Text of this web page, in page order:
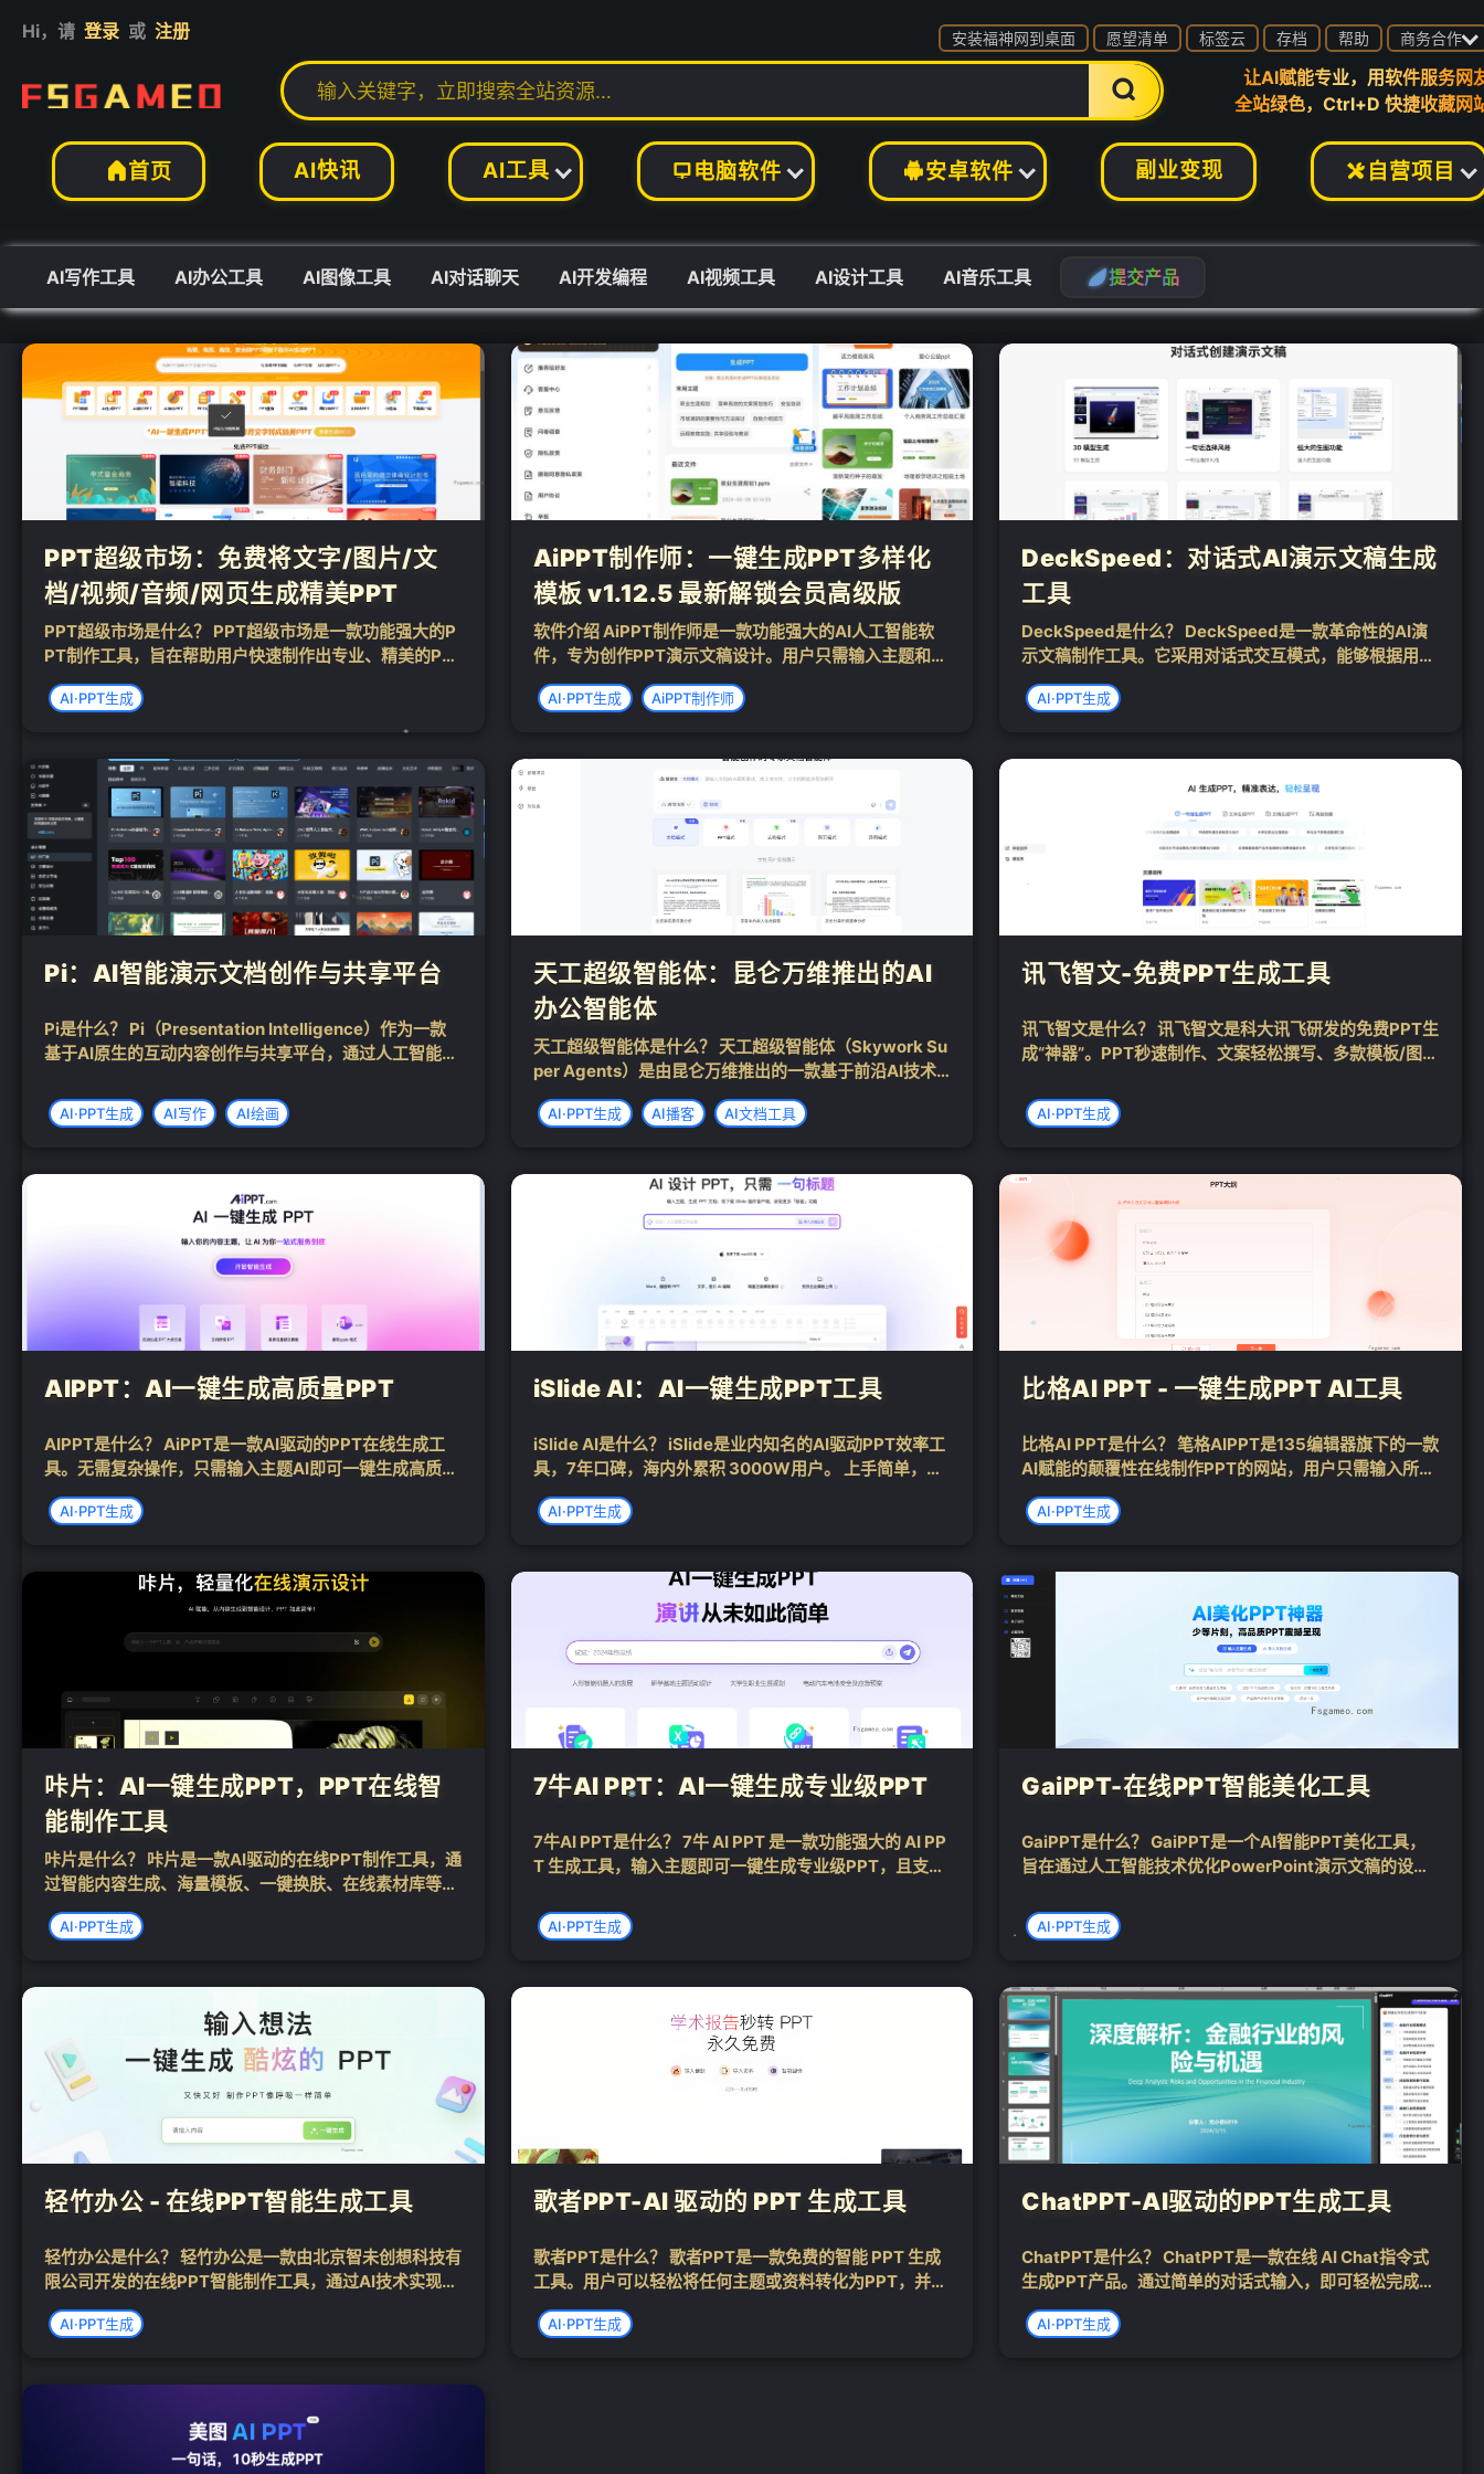

让AI赋能专业，用软件服务网
全站绿色，Ctrl+D 快捷收藏网
首页 AI快讯 AI工具  电脑软件 安卓软件 副业变现  自营项目
安装福神网到桌面 愿望清单 标签云 存档 帮助 商务合作
Hi，请 登录 或 注册
AI写作工具 AI办公工具 AI图像工具 AI对话聊天 AI开发编程 AI视频工具 AI设计工具 AI音乐工具 提交产品
PPT超级市场：免费将文字/图片/文
档/视频/音频/网页生成精美PPT
PPT超级市场是什么？ PPT超级市场是一款功能强大的P
PT制作工具，旨在帮助用户快速制作出专业、精美的PP
T演示文稿，提高办公效率。 PPT超级市场的核心功能 海
量模板资源：提供上万套涵盖商务、教育、医疗等领域的
AI·PPT生成
AiPPT制作师：一键生成PPT多样化
模板 v1.12.5 最新解锁会员高级版
软件介绍 AiPPT制作师是一款功能强大的AI人工智能软
件，专为创作PPT演示文稿设计。用户只需输入主题和简
介，即可一键将文字转化为精美的PPT幻灯片。这款全能
的AI手机办公软件提供了丰富多样的PPT模板，涵盖商
AI·PPT生成 AiPPT制作师
DeckSpeed：对话式AI演示文稿生成
工具
DeckSpeed是什么？ DeckSpeed是一款革命性的AI演
示文稿制作工具。它采用对话式交互模式，能够根据用户
的指令和创意，迅速生成专业且极具个性化的幻灯片，完
全摆脱了对传统模板的依赖。用户可以实时提供反馈，对
AI·PPT生成
Pi：AI智能演示文档创作与共享平台
Pi是什么？ Pi（Presentation Intelligence）作为一款
基于AI原生的互动内容创作与共享平台，通过人工智能技
方式生成内容，包括仅用一句话概括主题、从文件或URL
直接导...
AI·PPT生成 AI写作 AI绘画
天工超级智能体：昆仑万维推出的AI
办公智能体
天工超级智能体是什么？ 天工超级智能体（Skywork Su
per Agents）是由昆仑万维推出的一款基于前沿AI技术
的办公智能助手。它以卓越的深度研究（Deep Researc
h）能力为核心，为用户提供了一站式生成文档、PPT、
AI·PPT生成 AI播客 AI文档工具
讯飞智文-免费PPT生成工具
讯飞智文是什么？ 讯飞智文是科大讯飞研发的免费PPT生
成“神器”。PPT秒速制作、文案轻松撰写、多款模板/图式
放打工人的生产力！ 讯飞智文官网：https://zhiwen.xfy
un.cn...
AI·PPT生成
AIPPT：AI一键生成高质量PPT
AIPPT是什么？ AiPPT是一款AI驱动的PPT在线生成工
具。无需复杂操作，只需输入主题AI即可一键生成高质量
PPT。支持在线自定义编辑和文档导入生成，配置超10w
+定制级模板及素材，助力快速产出专业级PPT。 AIPPT
AI·PPT生成
iSlide AI：AI一键生成PPT工具
iSlide AI是什么？ iSlide是业内知名的AI驱动PPT效率工
具，7年口碑，海内外累积 3000W用户。 上手简单，只
需输入1句话主题，即可AI生成高质量PPT。内置50W+P
PT正版模板素材，并支持word、思维导图转PPT、自...
AI·PPT生成
比格AI PPT - 一键生成PPT AI工具
比格AI PPT是什么？ 笔格AIPPT是135编辑器旗下的一款
AI赋能的颠覆性在线制作PPT的网站，用户只需输入所需
的PPT主题，AI就能够一键生成内容大纲并辅助完成PPT
的设计制作。这款工具的核心功能不仅限于自动生成大
AI·PPT生成
咔片：AI一键生成PPT，PPT在线智
能制作工具
咔片是什么？ 咔片是一款AI驱动的在线PPT制作工具，通
过智能内容生成、海量模板、一键换肤、在线素材库等功
能，简化PPT制作流程，提升设计效率。它支持从Word
文档生成PPT、文字润色、页面美化，兼容WPS和Offic
AI·PPT生成
7牛AI PPT：AI一键生成专业级PPT
7牛AI PPT是什么？ 7牛 AI PPT 是一款功能强大的 AI PP
T 生成工具，输入主题即可一键生成专业级PPT，且支持
PPT等 ，还有海量模板库，轻松满足多样场景需求...
AI·PPT生成
GaiPPT-在线PPT智能美化工具
GaiPPT是什么？ GaiPPT是一个AI智能PPT美化工具，
旨在通过人工智能技术优化PowerPoint演示文稿的设计
快速创建专业级别的演示文稿，从而节省时间和提高效
率。GaiPPT特别...
AI·PPT生成
轻竹办公 - 在线PPT智能生成工具
轻竹办公是什么？ 轻竹办公是一款由北京智未创想科技有
限公司开发的在线PPT智能制作工具，通过AI技术实现一
键生成内容的功能。它提供了丰富多彩的PPT模板，让用
户能够轻松制作出完美设计的PPT。轻竹办公旨在帮助用
AI·PPT生成
歌者PPT-AI 驱动的 PPT 生成工具
歌者PPT是什么？ 歌者PPT是一款免费的智能 PPT 生成
工具。用户可以轻松将任何主题或资料转化为PPT，并选
择应用大量精美的模板。无论是商务演示、教育培训、学
术报告还是专业领域，歌者PPT都能提供便捷的操作和智
AI·PPT生成
ChatPPT-AI驱动的PPT生成工具
ChatPPT是什么？ ChatPPT是一款在线 AI Chat指令式
生成PPT产品。通过简单的对话式输入，即可轻松完成P
PT文档在线生成、编辑、美化、排版、导出、一键动
效、协作等超400+类操作，同时支持基于主题词或其他
AI·PPT生成
❄
❄